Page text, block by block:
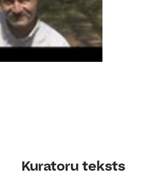
Kuratoru teksts